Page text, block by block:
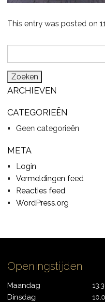
CYMBALS
PERCUSSIE
DRUMSCHOOL
This entry was posted on
ARCHIEVEN
CATEGORIEËN
Geen categorieën
META
Login
Vermeldingen feed
Reacties feed
WordPress.org
Openingstijden
Maandag
Dinsdag